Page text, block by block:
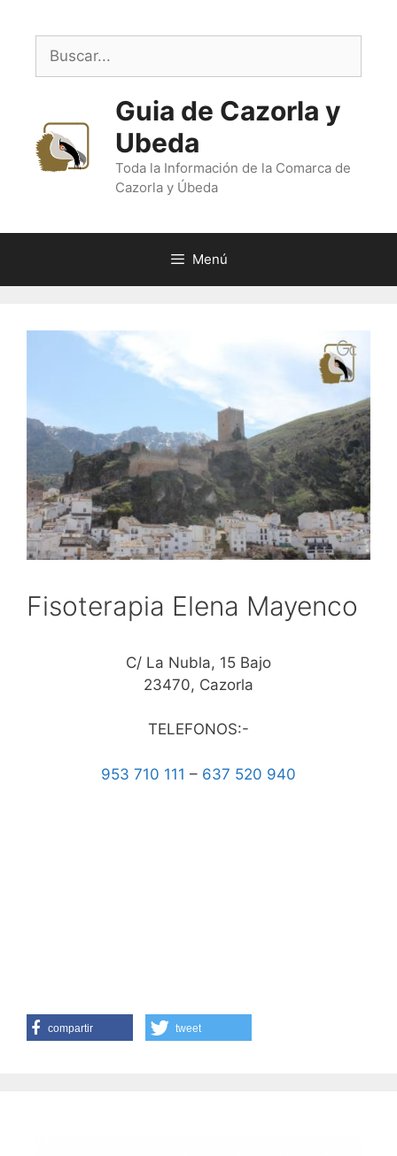
contenido
Buscar:
Guia de Cazorla y
Ubeda
Toda la Información de la Comarca de
Cazorla y Úbeda
Menú
Fisoterapia Elena Mayenco
C/ La Nubla, 15 Bajo
23470, Cazorla
TELEFONOS:-
953 710 111 – 637 520 940
compartir tweet